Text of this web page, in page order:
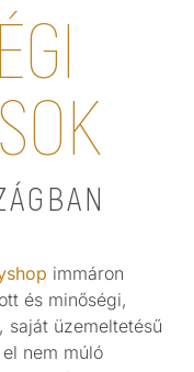
immáron
és minőségi,
saját üzemeltetésű
nem múló